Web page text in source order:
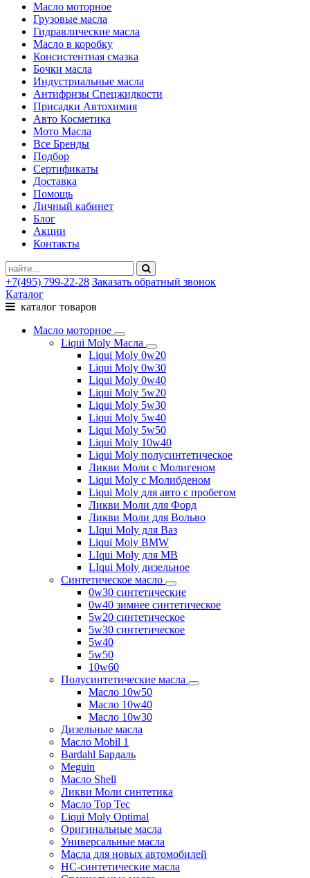
Масло моторное
Грузовые масла
Гидравлические масла
Масло в коробку
Консистентная смазка
Бочки масла
Индустриальные масла
Антифризы Спецжидкости
Присадки Автохимия
Авто Косметика
Мото Масла
Все Бренды
Подбор
Сертификаты
Доставка
Помощь
Личный кабинет
Блог
Акции
Контакты
+7(495) 799-22-28 Заказать обратный звонок
Каталог
каталог товаров
Масло моторное
Liqui Moly Масла
Liqui Moly 0w20
Liqui Moly 0w30
Liqui Moly 0w40
Liqui Moly 5w20
Liqui Moly 5w30
Liqui Moly 5w40
Liqui Moly 5w50
Liqui Moly 10w40
Liqui Moly полусинтетическое
Ликви Моли с Молигеном
Liqui Moly с Молибденом
Liqui Moly для авто с пробегом
Ликви Моли для Форд
Ликви Моли для Вольво
LIqui Moly для Ваз
Liqui Moly BMW
LIqui Moly для MB
LIqui Moly дизельное
Синтетическое масло
0w30 синтетические
0w40 зимнее синтетическое
5w20 синтетическое
5w30 синтетическое
5w40
5w50
10w60
Полусинтетические масла
Масло 10w50
Масло 10w40
Масло 10w30
Дизельные масла
Масло Mobil 1
Bardahl Бардаль
Meguin
Масло Shell
Ликви Моли синтетика
Масло Top Tec
Liqui Moly Optimal
Оригинальные масла
Универсальные масла
Масла для новых автомобилей
HC-синтетические масла